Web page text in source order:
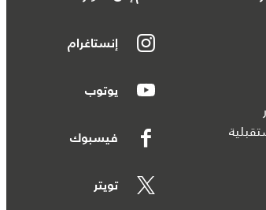
إنستاغرام
يوتوب
فيسبوك
تويتر